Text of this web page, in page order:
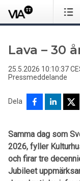
Lava – 30
25.5.2026 10:10:37
Pressmeddelande
Dela
Samma dag som
2026, fyller
och firar tre
Jubileet